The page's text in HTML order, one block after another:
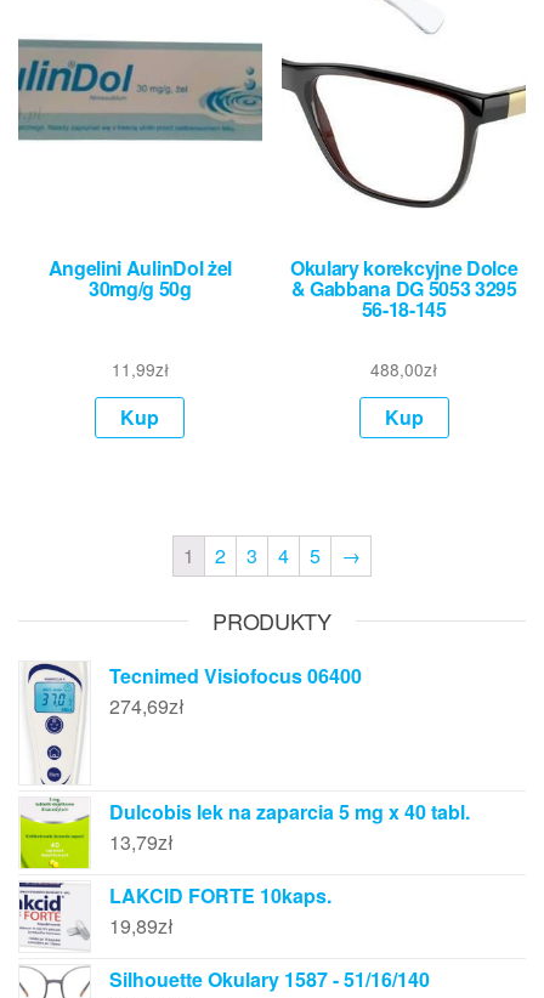
Angelini AulinDol żel
30mg/g 50g
11,99zł
Kup
Okulary korekcyjne Dolce
& Gabbana DG 5053 3295
56-18-145
488,00zł
Kup
1 2 3 4 5 →
PRODUKTY
Tecnimed Visiofocus 06400
274,69zł
Dulcobis lek na zaparcia 5 mg x 40 tabl.
13,79zł
LAKCID FORTE 10kaps.
19,89zł
Silhouette Okulary 1587 - 51/16/140